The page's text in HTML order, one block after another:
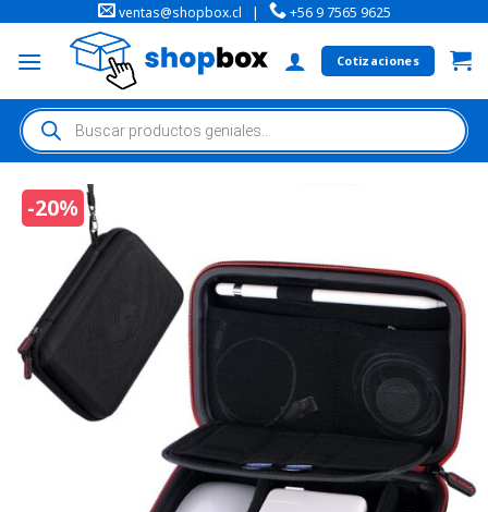
ventas@shopbox.cl | +56 9 7565 9625
Cotizaciones
-20%